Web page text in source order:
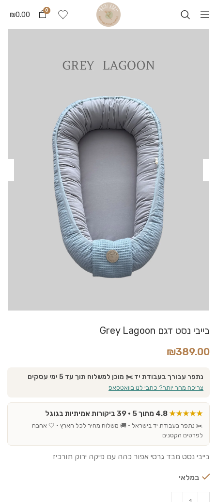
0
₪0.00
בייבי נסט דגם Grey Lagoon
₪389.00
נתפר עבורך בעבודת יד ✂️ מוכן למשלוח תוך עד 5 ימי עסקים
צריכה מהר יותר? כתבי לנו בוואטסאפ
★★★★★
✂️ נתפר בעבודת יד בישראל · 🚚 משלוח מהיר לכל הארץ · 🤍 אהבה
לפרטים הקטנים
בייבי נסט מבד גרסי אפור כהה עם פיקה ירוק תורכיז
במלאי